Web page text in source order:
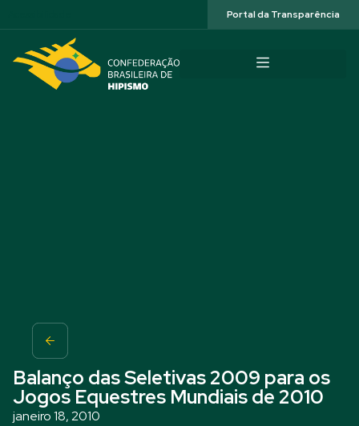
Portal da Transparência
Balanço das Seletivas 2009 para os
Jogos Equestres Mundiais de 2010
janeiro 18, 2010